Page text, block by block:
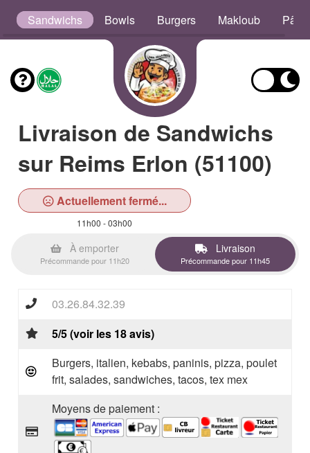
Sandwichs Bowls Burgers Makloub Pâtes
Livraison de Sandwichs
sur Reims Erlon (51100)
Actuellement fermé...
11h00 - 03h00
À emporter
Précommande pour 11h20
Livraison
Précommande pour 11h45
03.26.84.32.39
5/5 (voir les 18 avis)
Burgers, italien, kebabs, paninis, pizza, poulet
frit, salades, sandwiches, tacos, tex mex
Moyens de paiement :